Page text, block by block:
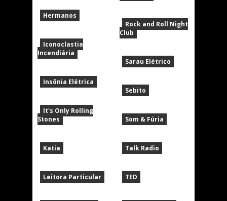
Hermanos
Iconoclastia
Incendiária
Insônia Elétrica
It's Only Rolling
Stones
Katia
Leitora Particular
Rock and Roll Night
Club
Sarau Elétrico
Sebito
Som & Fúria
Talk Radio
TED